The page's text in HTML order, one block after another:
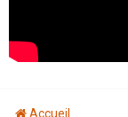
Accueil